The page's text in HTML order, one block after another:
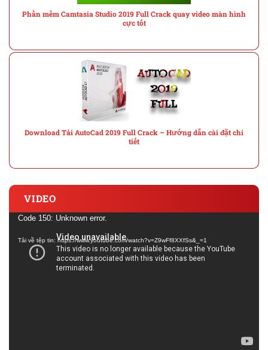
Phần mềm Camtasia Studio 2019 Full Crack quay video màn hình
cực tốt
Download Tải AutoCad 2019 Full Crack – Hướng dẫn cài đặt chi
tiết
VIDEO
Trình
Video
Code 150: Unknown error.
Tải về tệp tin: https://www.youtube.com/watch?v=Z9wFf8XXfSs&_=1